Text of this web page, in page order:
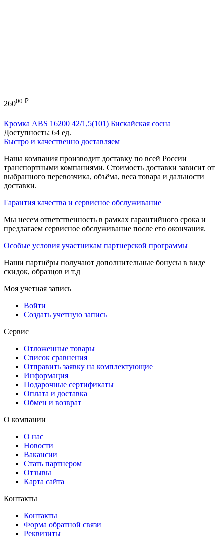
26000 ₽
Кромка ABS 16200 42/1,5(101) Бискайская сосна
Доступность: 64 ед.
Быстро и качественно доставляем
Наша компания производит доставку по всей России
транспортными компаниями. Стоимость доставки зависит от
выбранного перевозчика, объёма, веса товара и дальности
доставки.
Гарантия качества и сервисное обслуживание
Мы несем ответственность в рамках гарантийного срока и
предлагаем сервисное обслуживание после его окончания.
Особые условия участникам партнерской программы
Наши партнёры получают дополнительные бонусы в виде
скидок, образцов и т.д
Моя учетная запись
Войти
Создать учетную запись
Сервис
Отложенные товары
Список сравнения
Отправить заявку на комплектующие
Информация
Подарочные сертификаты
Оплата и доставка
Обмен и возврат
О компании
О нас
Новости
Вакансии
Стать партнером
Отзывы
Карта сайта
Контакты
Контакты
Форма обратной связи
Реквизиты